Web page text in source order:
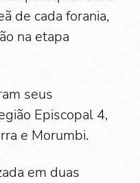
de cada forania,
na etapa
seus
Episcopal 4,
e Morumbi.
em duas